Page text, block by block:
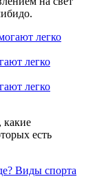
легко
легко
какие
есть
Виды спорта